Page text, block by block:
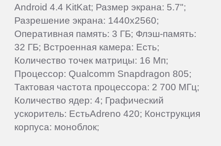
Android 4.4 KitKat; Размер экрана: 5.7";
Разрешение экрана: 1440x2560;
Оперативная память: 3 ГБ; Флэш-память:
32 ГБ; Встроенная камера: Есть;
Количество точек матрицы: 16 Мп;
Процессор: Qualcomm Snapdragon 805;
Тактовая частота процессора: 2 700 МГц;
Количество ядер: 4; Графический
ускоритель: ЕстьAdreno 420; Конструкция
корпуса: моноблок;